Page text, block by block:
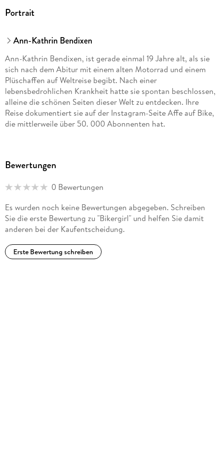
Portrait
Ann-Kathrin Bendixen
Ann-Kathrin Bendixen, ist gerade einmal 19 Jahre alt, als sie
sich nach dem Abitur mit einem alten Motorrad und einem
Plüschaffen auf Weltreise begibt. Nach einer
lebensbedrohlichen Krankheit hatte sie spontan beschlossen,
alleine die schönen Seiten dieser Welt zu entdecken. Ihre
Reise dokumentiert sie auf der Instagram-Seite Affe auf Bike,
die mittlerweile über 50. 000 Abonnenten hat.
Bewertungen
0 Bewertungen
Es wurden noch keine Bewertungen abgegeben. Schreiben
Sie die erste Bewertung zu "Bikergirl" und helfen Sie damit
anderen bei der Kaufentscheidung.
Erste Bewertung schreiben